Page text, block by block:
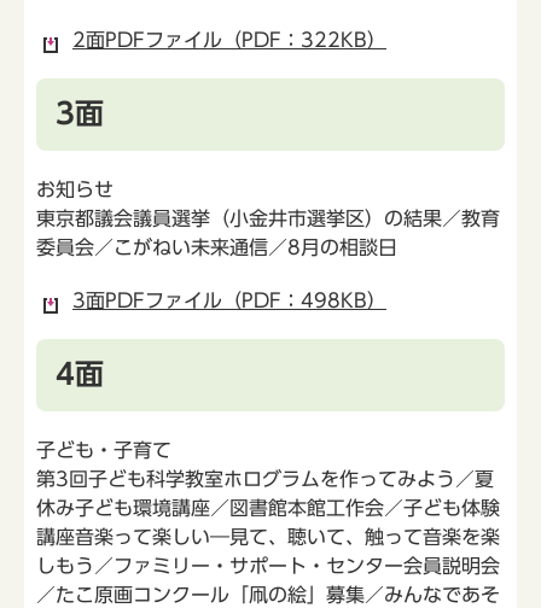
2面PDFファイル（PDF：322KB）
3面
お知らせ
東京都議会議員選挙（小金井市選挙区）の結果／教育
委員会／こがねい未来通信／8月の相談日
3面PDFファイル（PDF：498KB）
4面
子ども・子育て
第3回子ども科学教室ホログラムを作ってみよう／夏
休み子ども環境講座／図書館本館工作会／子ども体験
講座音楽って楽しい―見て、聴いて、触って音楽を楽
しもう／ファミリー・サポート・センター会員説明会
／たこ原画コンクール「凧の絵」募集／みんなであそ